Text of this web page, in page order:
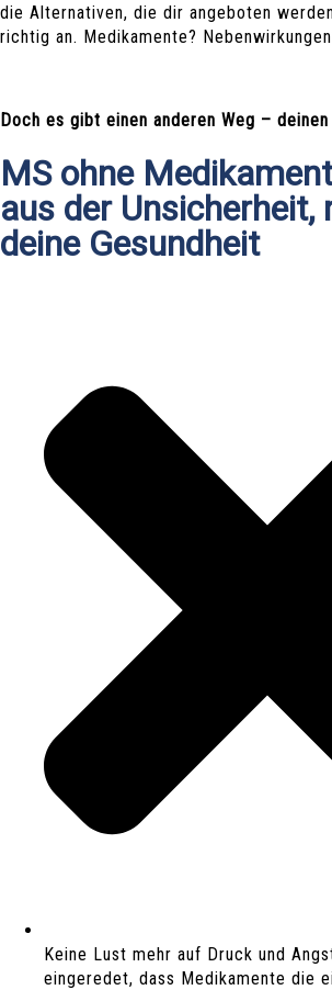
die Alternativen, die dir angeboten
richtig an. Medikamente?
Doch es gibt einen anderen Weg –
MS ohne
aus der Unsicherheit,
deine Gesundheit
Keine Lust mehr auf Druck und
eingeredet, dass Medikamente die